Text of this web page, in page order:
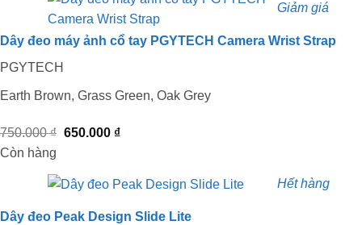
Giảm giá
Dây đeo máy ảnh cổ tay PGYTECH Camera Wrist Strap
PGYTECH
Earth Brown, Grass Green, Oak Grey
750.000₫ Giá
750.000 ₫.
650.000 ₫Giá
là:
650.000 ₫.
Còn hàng
Hết hàng
Dây đeo Peak Design Slide Lite